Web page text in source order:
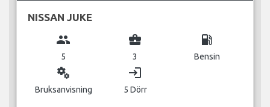
NISSAN JUKE
group
5
business_center
3
local_gas_station
Bensin
miscellaneous_services
Bruksanvisning
login
5 Dörr